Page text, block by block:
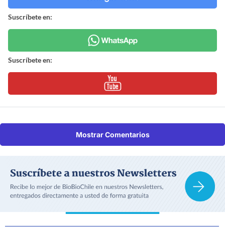
Suscríbete en:
Suscríbete en:
Mostrar Comentarios